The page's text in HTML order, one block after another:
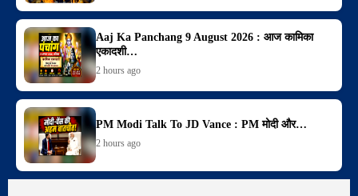
Aaj Ka Panchang 9 August 2026 : आज कामिका
एकादशी…
2 hours ago
PM Modi Talk To JD Vance : PM मोदी और…
2 hours ago